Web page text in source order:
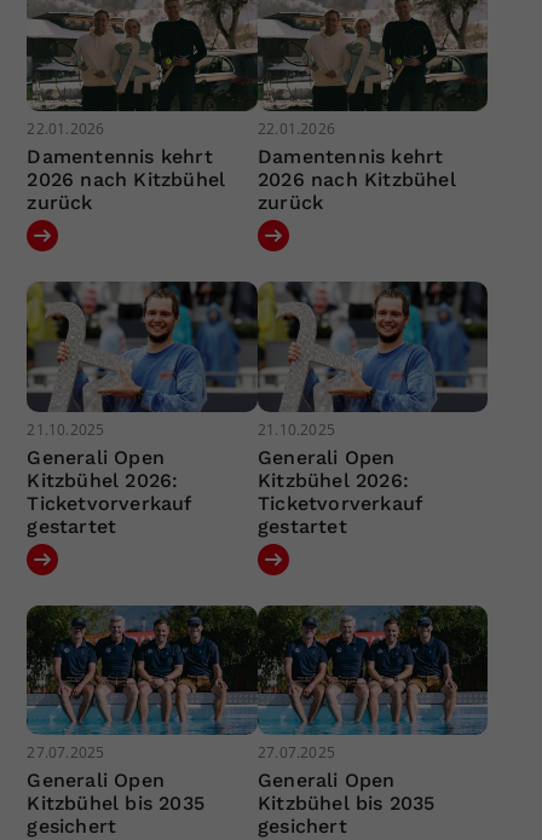
22.01.2026
Damentennis kehrt
2026 nach Kitzbühel
zurück
22.01.2026
Damentennis kehrt
2026 nach Kitzbühel
zurück
21.10.2025
Generali Open
Kitzbühel 2026:
Ticketvorverkauf
gestartet
21.10.2025
Generali Open
Kitzbühel 2026:
Ticketvorverkauf
gestartet
27.07.2025
Generali Open
Kitzbühel bis 2035
gesichert
27.07.2025
Generali Open
Kitzbühel bis 2035
gesichert